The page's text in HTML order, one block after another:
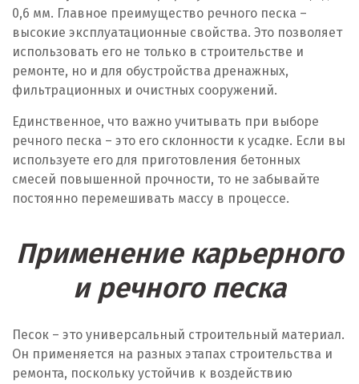
0,6 мм. Главное преимущество речного песка –
высокие эксплуатационные свойства. Это позволяет
использовать его не только в строительстве и
ремонте, но и для обустройства дренажных,
фильтрационных и очистных сооружений.
Единственное, что важно учитывать при выборе
речного песка – это его склонности к усадке. Если вы
используете его для приготовления бетонных
смесей повышенной прочности, то не забывайте
постоянно перемешивать массу в процессе.
Применение карьерного
и речного песка
Песок – это универсальный строительный материал.
Он применяется на разных этапах строительства и
ремонта, поскольку устойчив к воздействию